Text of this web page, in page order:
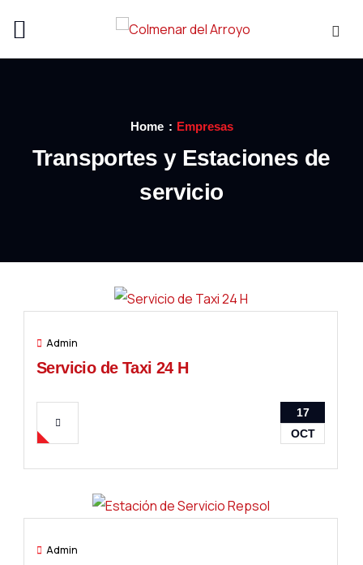
Home Empresas
Transportes y Estaciones de
servicio
Admin
Servicio de Taxi 24 H
17
OCT
Admin